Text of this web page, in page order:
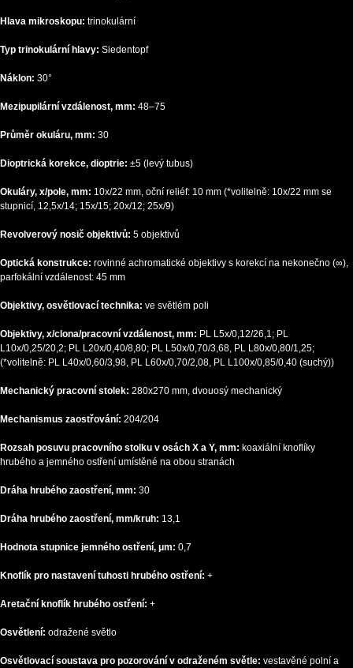
Hlava mikroskopu: trinokulární
Typ trinokulární hlavy: Siedentopf
Náklon: 30°
Mezipupilární vzdálenost, mm: 48–75
Průměr okuláru, mm: 30
Dioptrická korekce, dioptrie: ±5 (levý tubus)
Okuláry, x/pole, mm: 10x/22 mm, oční reliéf: 10 mm (*volitelně: 10x/22 mm se
stupnicí, 12,5x/14; 15x/15; 20x/12; 25x/9)
Revolverový nosič objektivů: 5 objektivů
Optická konstrukce: rovinné achromatické objektivy s korekcí na nekonečno (∞),
parfokální vzdálenost: 45 mm
Objektivy, osvětlovací technika: ve světlém poli
Objektivy, x/clona/pracovní vzdálenost, mm: PL L5x/0,12/26,1; PL
L10x/0,25/20,2; PL L20x/0,40/8,80; PL L50x/0,70/3,68, PL L80x/0,80/1,25;
(*volitelně: PL L40x/0,60/3,98, PL L60x/0,70/2,08, PL L100x/0,85/0,40 (suchý))
Mechanický pracovní stolek: 280x270 mm, dvouosý mechanický
Mechanismus zaostřování: 204/204
Rozsah posuvu pracovního stolku v osách X a Y, mm: koaxiální knoflíky
hrubého a jemného ostření umístěné na obou stranách
Dráha hrubého zaostření, mm: 30
Dráha hrubého zaostření, mm/kruh: 13,1
Hodnota stupnice jemného ostření, μm: 0,7
Knoflík pro nastavení tuhosti hrubého ostření: +
Aretační knoflík hrubého ostření: +
Osvětlení: odražené světlo
Osvětlovací soustava pro pozorování v odraženém světle: vestavěné polní a